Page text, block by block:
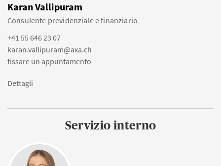
Karan Vallipuram
Consulente previdenziale e finanziario
+41 55 646 23 07
karan.vallipuram@axa.ch
fissare un appuntamento
Dettagli
Servizio interno